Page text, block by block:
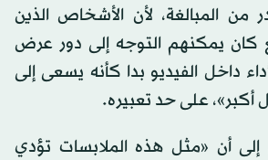
من المبالغة، لأن الأشخاص الذين
كان يمكنهم التوجه إلى دور عرض
داخل الفيديو بدا كأنه يسعى إلى
أكبر»، على حد تعبيره.
إلى أن «مثل هذه الملابسات تؤدي